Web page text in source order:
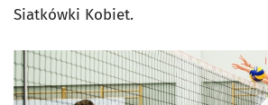
Siatkówki Kobiet.